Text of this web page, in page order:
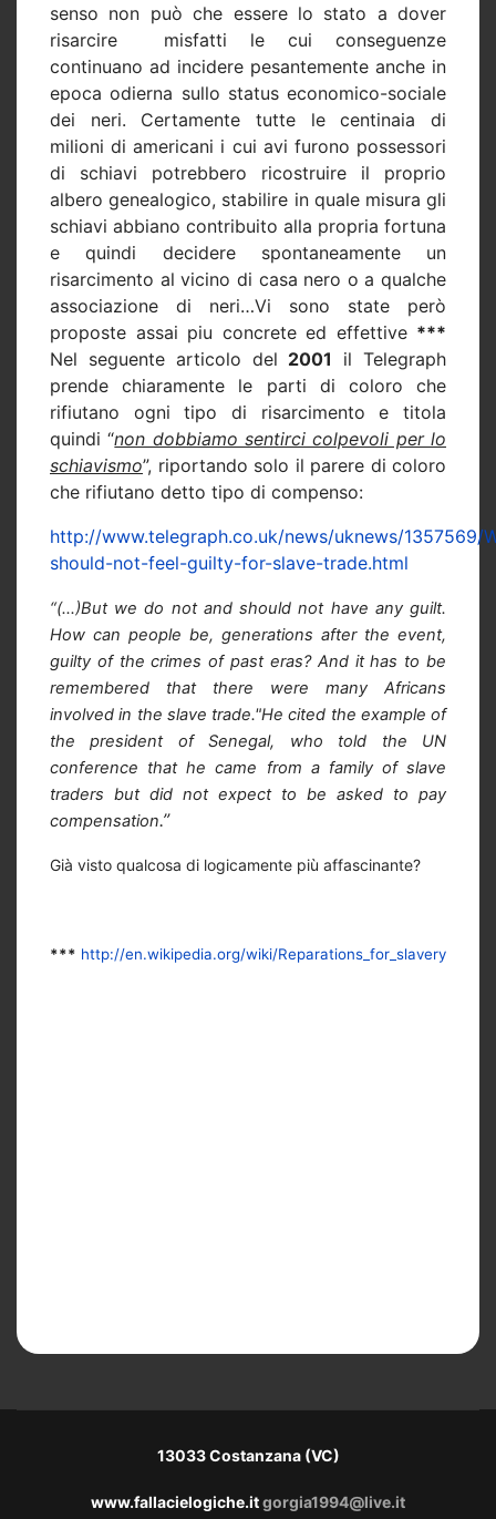
senso non può che essere lo stato a dover
risarcire
misfatti le cui conseguenze
continuano ad incidere pesantemente anche in
epoca odierna sullo status economico-sociale
dei neri. Certamente tutte le centinaia di
milioni di americani i cui avi furono possessori
di schiavi potrebbero ricostruire il proprio
albero genealogico, stabilire in quale misura gli
schiavi abbiano contribuito alla propria fortuna
e quindi decidere spontaneamente un
risarcimento al vicino di casa nero o a qualche
associazione di neri…Vi sono state però
proposte assai piu concrete ed effettive ***
Nel seguente articolo del 2001
il Telegraph
prende chiaramente le parti di coloro che
rifiutano ogni tipo di risarcimento e titola
quindi “non dobbiamo sentirci colpevoli per lo
schiavismo”, riportando solo il parere di coloro
che rifiutano detto tipo di compenso:
http://www.telegraph.co.uk/news/uknews/1357569/
should-not-feel-guilty-for-slave-trade.html
“(…)But we do not and should not have any guilt.
How can people be, generations after the event,
guilty of the crimes of past eras? And it has to be
remembered that there were many Africans
involved in the slave trade."He cited the example of
the president of Senegal, who told the UN
conference that he came from a family of slave
traders but did not expect to be asked to pay
compensation.”
Già visto qualcosa di logicamente più affascinante?
*** http://en.wikipedia.org/wiki/Reparations_for_slavery
13033 Costanzana (VC)
www.fallacielogiche.itgorgia1994@live.it